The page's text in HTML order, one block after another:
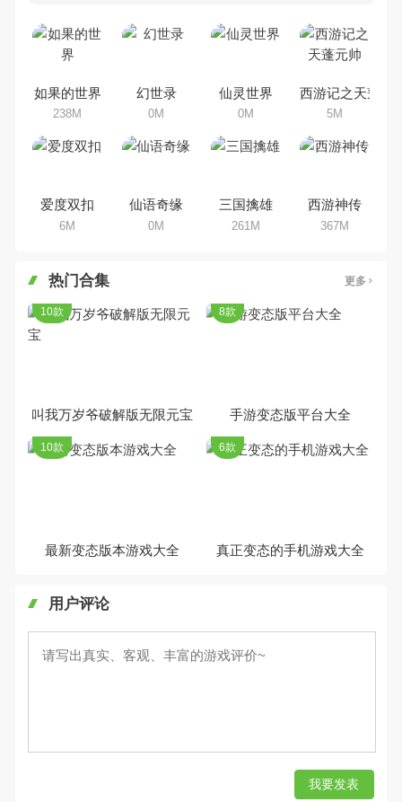
合手机游戏有哪些呢？游戏今天，
乐途下载站小编芒果味的怪咖给大
集，欢迎大家前来选择下载体验
如果的世界
238M
幻世录
0M
仙灵世界
0M
西游记之天蓬元
5M
爱度双扣
6M
仙语奇缘
0M
三国擒雄
261M
西游神传
367M
热门合集 更多
叫我万岁爷破解版无限元宝
10款
手游变态版平台大全
8款
最新变态版本游戏大全
10款
真正变态的手机游戏大全
6款
用户评论
我要发表